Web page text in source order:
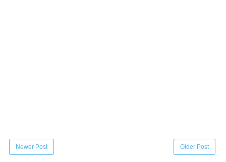
Newer Post Older Post